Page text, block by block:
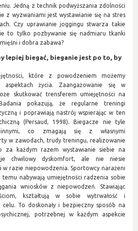
Jedną z technik podwyższania zdolności
z wyzwaniami jest wystawianie się na stres
Czy uprawianie joggingu stwarza takie
to tylko pozbywanie się nadmiaru tkanki
i dobra zabawa?
lepiej biegać, bieganie jest po to, by
które z powodzeniem możemy
aspektach życia. Zaangażowanie się w
skutkować trensferem umiejętności na
pokazują, że regularne treningi
i poprawiają nastrój wspierając w ten
(Persaud, 1998). Biegacze nie tyle
innymi, co zmagają się z własnymi
w zawodach, trudy treningu, realizowanie
za każdym razem wystawianie siebie na
chwilowy dyskomfort, ale nie niesie
w razie niepowodzenia. Sportowcy narażeni
temu nabywają umiejętności radzenia sobie
wniosków z niepowodzeń. Stawiając
kształtują w sobie wytrwałość i
To doskonały i bezpieczny sposób na
potrzebnej w każdym aspekcie